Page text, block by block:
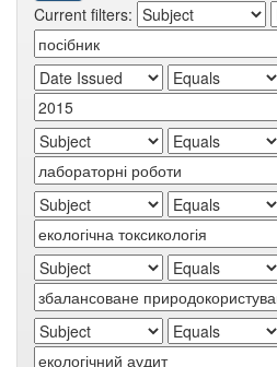
Current filters: